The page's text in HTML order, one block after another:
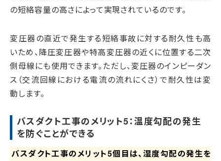
の短絡容量の高さによって実現されているのです。
変圧器の直近で発生する短絡事故に対する耐久性も高
いため、降圧変圧器や特高変圧器の近くに位置する二次
側母線にも使用できます。ただし、変圧器のインピーダン
ス（交流回線における電流の流れにくさ）で耐久性は変
動します。
バスダクト工事のメリット5：温度勾配の発生
を防ぐことができる
バスダクト工事のメリット5個目は、湿度勾配の発生を